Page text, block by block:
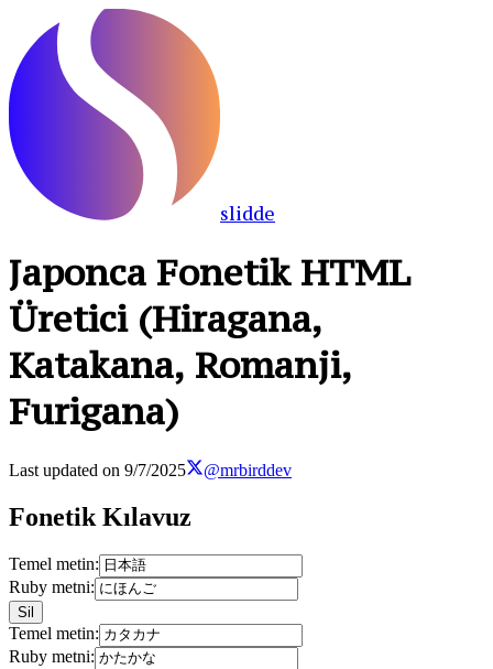
slidde
Japonca Fonetik HTML
Üretici (Hiragana,
Katakana, Romanji,
Furigana)
Last updated on 9/7/2025 @mrbirddev
Fonetik Kılavuz
Temel metin:
Ruby metni:
Sil
Temel metin:
Ruby metni: